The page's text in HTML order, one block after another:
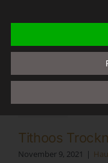
9
Tithoos
November 9, 2021 |
ihre künftige
Profiling ist jede
natürliche Person
um Aspekte